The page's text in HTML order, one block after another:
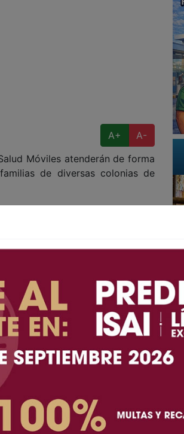
A+
A-
Móviles atenderán de forma
de diversas colonias de
servicios de consulta dental,
ultrasonido pélvico-
psicología, audiometría y
son: en Mexicali, con horario de
y Estimulación Temprana
Valle de las Misiones.
pm, en el campo de baseball
del 30 de abril al jueves 2 de
Reino de los Niños, ubicado en
am a 4:00 pm, en el Parque